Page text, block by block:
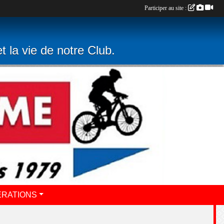
la vie de notre Club.
Participer au site :